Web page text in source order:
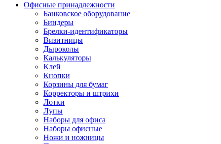
Офисные принадлежности
Банковское оборудование
Биндеры
Брелки-идентификаторы
Визитницы
Дыроколы
Калькуляторы
Клей
Кнопки
Корзины для бумаг
Корректоры и штрихи
Лотки
Лупы
Наборы для офиса
Наборы офисные
Ножи и ножницы